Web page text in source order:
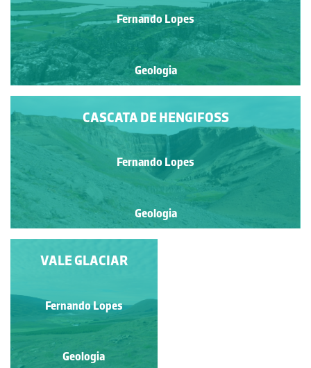
Fernando Lopes
Geologia
CASCATA DE HENGIFOSS
Fernando Lopes
Geologia
CASCATA DE
Fernando Lopes
Geologia
VALE GLACIAR
Fernando Lopes
Geologia